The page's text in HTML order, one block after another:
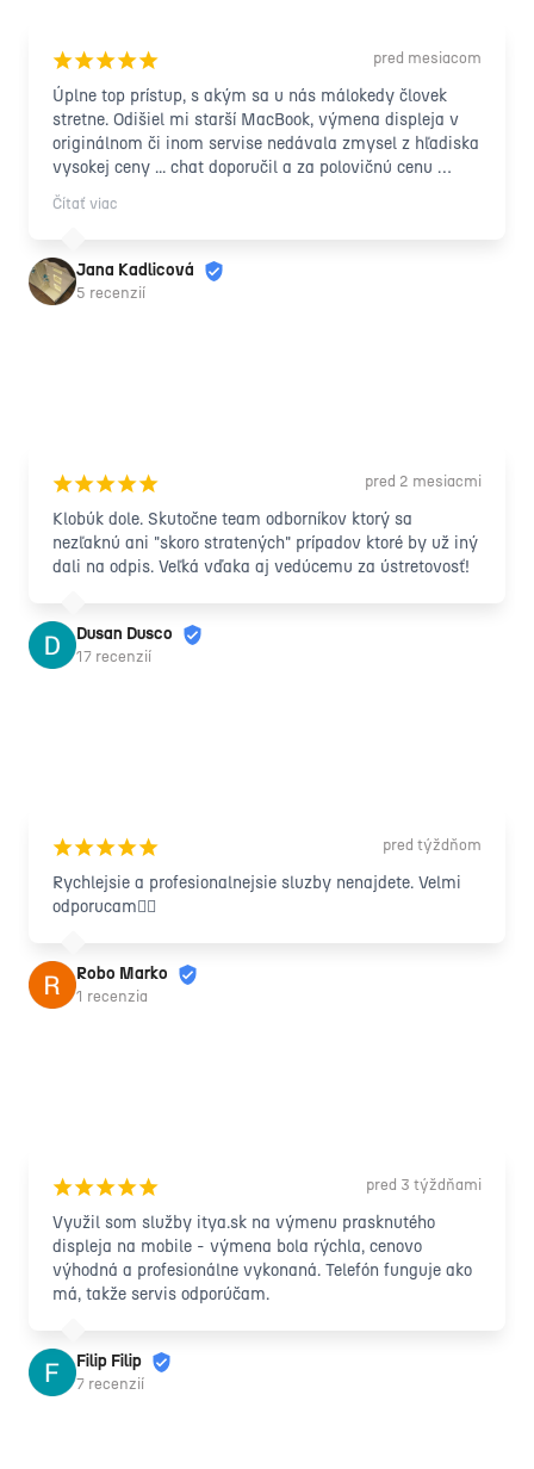
¡¡¡¡¡ pred mesiacom
Úplne top prístup, s akým sa u nás málokedy človek
stretne. Odišiel mi starší MacBook, výmena displeja v
originálnom či inom servise nedávala zmysel z hľadiska
vysokej ceny ... chat doporučil a za polovičnú cenu
notebook zachránený na pár ďalších rokov, s úsmevom a
nevídanou ústretovosťou.
Čítať viac
Jana Kadlicová
5 recenzií
¡¡¡¡¡ pred 2 mesiacmi
Klobúk dole. Skutočne team odborníkov ktorý sa
nezľaknú ani "skoro stratených" prípadov ktoré by už iný
dali na odpis. Veľká vďaka aj vedúcemu za ústretovosť!
Dusan Dusco
17 recenzií
¡¡¡¡¡ pred týždňom
Rychlejsie a profesionalnejsie sluzby nenajdete. Velmi
odporucam🙋‍♂️
Robo Marko
1 recenzia
¡¡¡¡¡ pred 3 týždňami
Využil som služby itya.sk na výmenu prasknutého
displeja na mobile - výmena bola rýchla, cenovo
výhodná a profesionálne vykonaná. Telefón funguje ako
má, takže servis odporúčam.
Filip Filip
7 recenzií